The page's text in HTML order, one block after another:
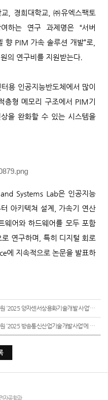
경희대학교 ,㈜유엑스팩토
하는 연구 과제명은 “서버
향 PIM 가속 솔루션 개발”로
의 연구비를 지원받는다
용 인공지능반도체에서 많이
층형 메모리 구조에서 PIM기
을 완화할 수 있는 시스템을
Systems Lab은 인공지능
아키텍쳐 설계
가속기 연산
웨어와 하드웨어를 모두 포함
연구하며
특히 디지털 회로
에 지속적으로 논문을 발표하
김성진 교수, 정보통신기획평가원 ‘2025 양자센서상용화기술개발 사업’ 선정
김영욱 교수, 정보통신기획평가원 ‘2025 방송통신산업기술개발사업’에 선정
자공학과